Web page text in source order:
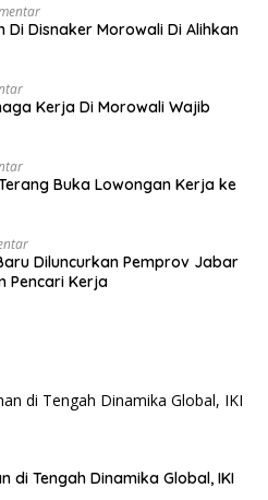
Di Disnaker Morowali Di Alihkan
Kerja Di Morowali Wajib
Buka Lowongan Kerja ke
Diluncurkan Pemprov Jabar
Pencari Kerja
di Tengah Dinamika Global, IKI